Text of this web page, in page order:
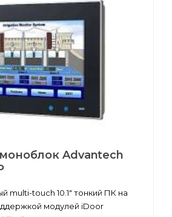
моноблок Advantech
multi-touch 10.1" тонкий ПК на
модулей iDoor